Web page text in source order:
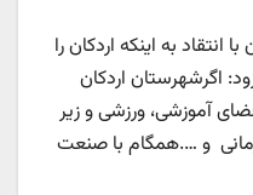
به اینکه اردکان را
اگرشهرستان اردکان
آموزشی، ورزشی و زیر
و ….همگام با صنعت